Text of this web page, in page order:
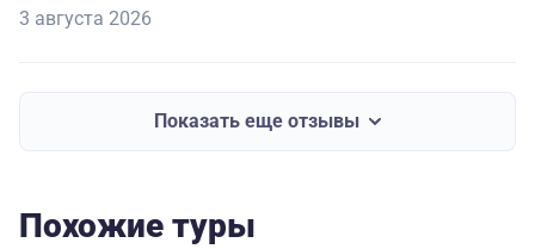
3 августа 2026
Показать еще отзывы
Похожие туры